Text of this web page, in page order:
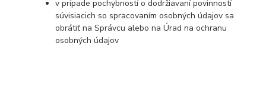
v prípade pochybností o dodržiavaní povinností
súvisiacich so spracovaním osobných údajov sa
obrátiť na Správcu alebo na Úrad na ochranu
osobných údajov